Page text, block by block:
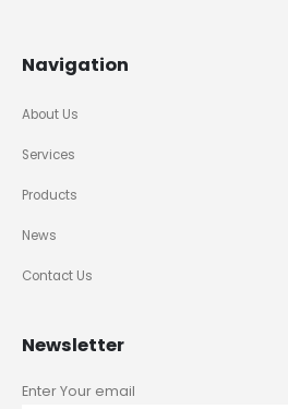
Navigation
About Us
Services
Products
News
Contact Us
Newsletter
Enter Your email